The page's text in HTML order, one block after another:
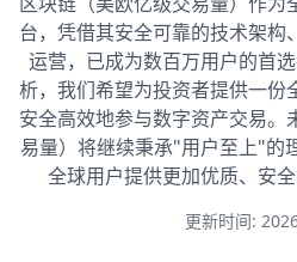
台，凭借其安全可靠的技术架构
运营，已成为数百万用户的首
析，我们希望为投资者提供一份
安全高效地参与数字资产交易。
易量）将继续秉承"用户至上"的
全球用户提供更加优质、安
更新时间: